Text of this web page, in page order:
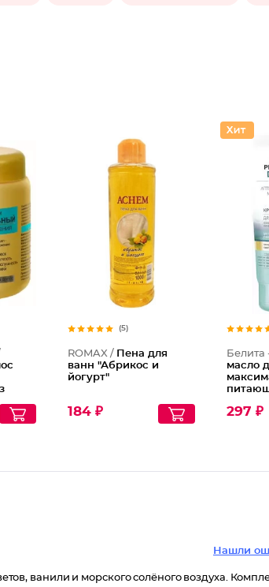
(5)
ROMAX / Пена для
ванн "Абрикос и
йогурт"
184 ₽
Белита
масло
297 ₽
Нашли
ванили и морского солёного воздуха.